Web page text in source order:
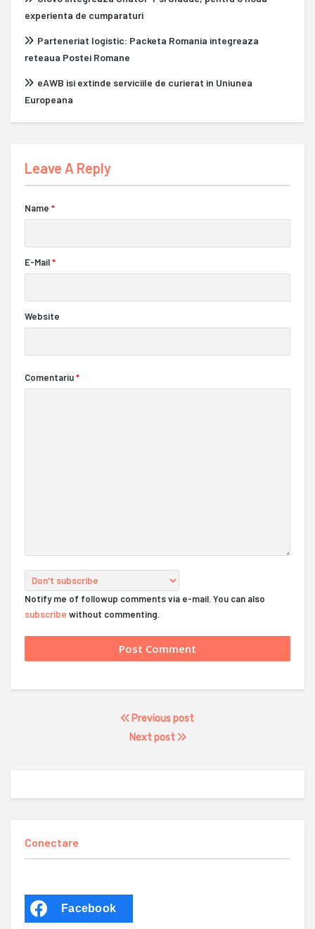
experienta de cumparaturi
Parteneriat logistic: Packeta Romania integreaza
reteaua Postei Romane
eAWB isi extinde serviciile de curierat in Uniunea
Europeana
Leave A Reply
Name *
E-Mail*
Website
Comentariu*
Notify me of followup comments via e-mail. You can also
subscribe without commenting.
Previous post
Next post
Conectare
Facebook